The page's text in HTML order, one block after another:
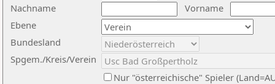
Nachname
Vorname
Ebene
Bundesland
Spgem./Kreis/Verein
Nur "österreichische" Spieler